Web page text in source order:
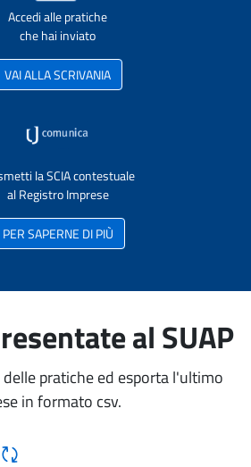
Accedi alle pratiche
che hai inviato
VAI ALLA SCRIVANIA
la SCIA contestuale
al Registro Imprese
PER SAPERNE DI PIÙ
al SUAP
pratiche ed esporta l'ultimo
in formato csv.
Rigene CAPTCHA